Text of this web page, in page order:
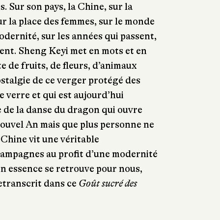
Sur son pays, la Chine, sur la
la place des femmes, sur le monde
sur les années qui passent,
Sheng Keyi met en mots et en
de fruits, de fleurs, d’animaux
de ce verger protégé des
verre et qui est aujourd’hui
la danse du dragon qui ouvre
An mais que plus personne ne
vit une véritable
au profit d’une modernité
essence se retrouve pour nous,
dans ce Goût sucré des